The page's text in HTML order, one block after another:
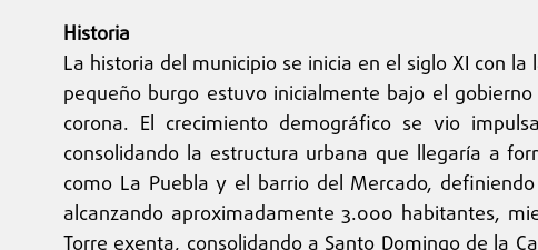
Historia
La historia del municipio se inicia en el siglo XI con
pequeño burgo estuvo inicialmente bajo el
corona. El crecimiento demográfico se vio
consolidando la estructura urbana que llegaría a
como La Puebla y el barrio del Mercado,
alcanzando aproximadamente 3.000 habitantes,